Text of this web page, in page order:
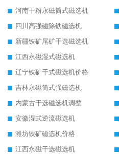
河南干粉永磁筒式磁选机
四川高强磁除铁磁选机
新疆铁矿尾矿干选磁选机
江西永磁湿式磁选机
辽宁铁矿干式磁选机价格
吉林永磁筒式强磁选机
内蒙古干选磁选机调整
安徽湿式逆流磁选机
潍坊铁矿磁选机价格
江西永磁干选磁选机